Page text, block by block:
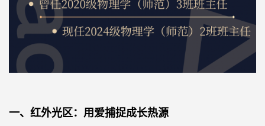
一、红外光区：用爱捕捉成长热源